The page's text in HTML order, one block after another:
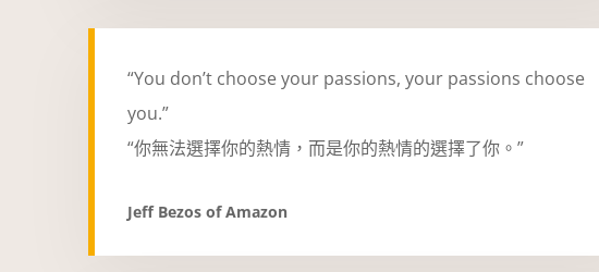
“You don’t choose your passions, your passions choose
you.”
“你無法選擇你的熱情，而是你的熱情的選擇了你。”
Jeff Bezos of Amazon